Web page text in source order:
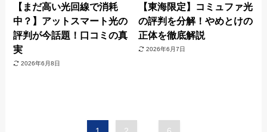
【まだ高い光回線で消耗
中？】アットスマート光の
評判が今話題！口コミの真
実
2026年6月8日
【東海限定】コミュファ光
の評判を分解！やめとけの
正体を徹底解説
2026年6月7日